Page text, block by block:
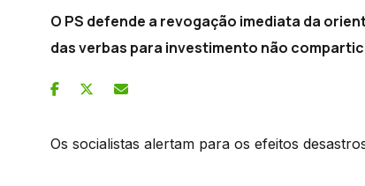
O PS defende a revogação imediata da
das verbas para investimento não
Os socialistas alertam para os efeitos